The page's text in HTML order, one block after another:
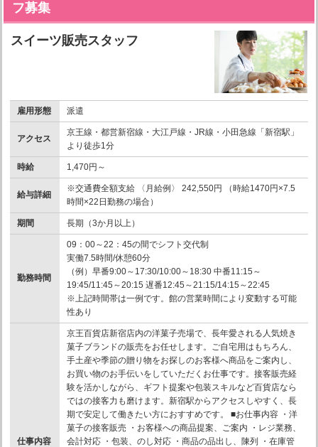
フ募集
スイーツ販売スタッフ
雇用形態 派遣
アクセス
京王線・都営新宿線・大江戸線・JR線・小田急線「新宿駅」
より徒歩1分
時給 1,470円～
給与詳細
※交通費全額支給 〈月給例〉 242,550円 （時給1470円×7.5
時間×22日勤務の場合）
期間 長期（3か月以上）
勤務時間
09：00～22：45の間でシフト交代制
実働7.5時間/休憩60分
（例）早番9:00～17:30/10:00～18:30 中番11:15～
19:45/11:45～20:15 遅番12:45～21:15/14:15～22:45
※上記時間帯は一例です。館の営業時間により変動する可能
性あり
仕事内容
京王百貨店新宿店内の洋菓子売場で、長年愛される人気焼き
菓子ブランドの販売をお任せします。ご自宅用はもちろん、
手土産や季節の贈り物をお探しのお客様へ商品をご案内し、
お買い物のお手伝いをしていただくお仕事です。接客販売経
験を活かしながら、ギフト提案や包装スキルなど百貨店なら
ではの接客力も磨けます。新宿駅からアクセスしやすく、長
期で安定して働きたい方におすすめです。 ■お仕事内容 ・洋
菓子の接客販売 ・お客様への商品提案、ご案内 ・レジ業務、
会計対応 ・包装、のし対応 ・商品の品出し、陳列 ・在庫管